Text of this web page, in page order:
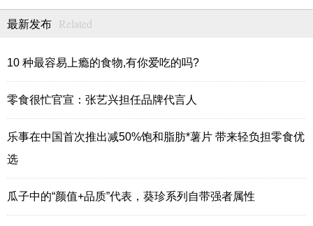
最新发布 Related
10 种最容易上瘾的食物,有你爱吃的吗?
零食很忙官宣：张艺兴担任品牌代言人
乐事在中国首次推出减50%饱和脂肪*薯片 带来轻负担零食优
选
瓜子中的“颜值+品质”代表，葵珍系列自带强者属性